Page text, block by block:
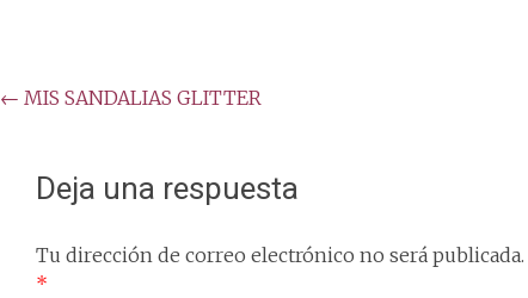
Post
← MIS SANDALIAS GLITTER
Deja una respuesta
Tu dirección de correo electrónico no será publicada.
*